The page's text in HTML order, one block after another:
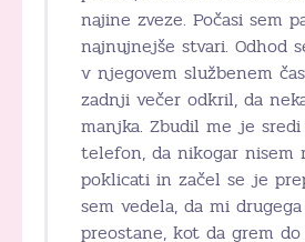
najine zveze. Počasi sem
najnujnejše stvari. Odhod
v njegovem službenem
zadnji večer odkril, da
manjka. Zbudil me je
telefon, da nikogar nisem
poklicati in začel se je
sem vedela, da mi
preostane, kot da grem